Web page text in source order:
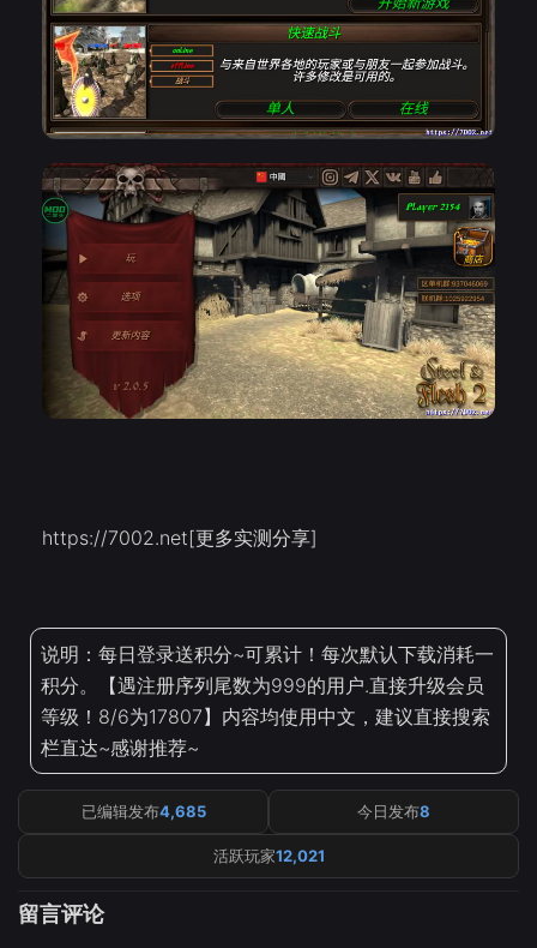
https://7002.net[更多实测分享]
说明：每日登录送积分~可累计！每次默认下载消耗一
积分。【遇注册序列尾数为999的用户.直接升级会员
等级！8/6为17807】内容均使用中文，建议直接搜索
栏直达~感谢推荐~
已编辑发布4,685 今日发布8
活跃玩家12,021
留言评论